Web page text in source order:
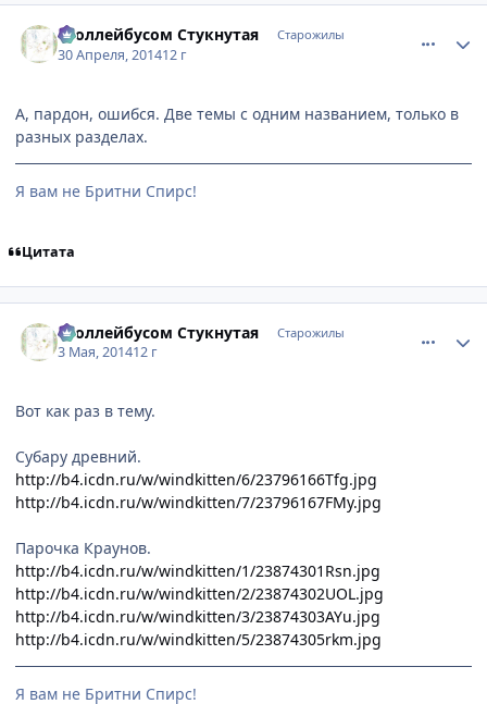
Троллейбусом Стукнутая Старожилы
30 Апреля, 201412 г
А, пардон, ошибся. Две темы с одним названием, только в
разных разделах.
Я вам не Бритни Спирс!
Цитата
Троллейбусом Стукнутая Старожилы
3 Мая, 201412 г
Вот как раз в тему.
Субару древний.
http://b4.icdn.ru/w/windkitten/6/23796166Tfg.jpg
http://b4.icdn.ru/w/windkitten/7/23796167FMy.jpg
Парочка Краунов.
http://b4.icdn.ru/w/windkitten/1/23874301Rsn.jpg
http://b4.icdn.ru/w/windkitten/2/23874302UOL.jpg
http://b4.icdn.ru/w/windkitten/3/23874303AYu.jpg
http://b4.icdn.ru/w/windkitten/5/23874305rkm.jpg
Я вам не Бритни Спирс!